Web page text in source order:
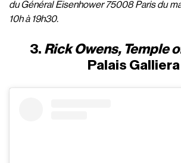
du Général Eisenhower 75008 Paris du
10h à 19h30.
3. Rick Owens, Temple
Palais Galliera